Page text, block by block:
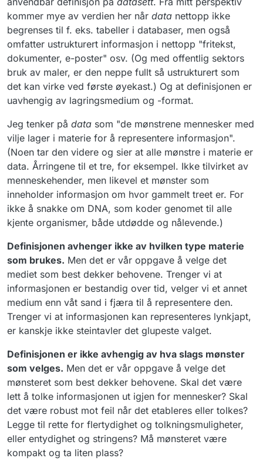
kommer mye av verdien her når data nettopp ikke
begrenses til f. eks. tabeller i databaser, men også
omfatter ustrukturert informasjon i nettopp "fritekst,
dokumenter, e-poster" osv. (Og med offentlig sektors
bruk av maler, er den neppe fullt så ustrukturert som
det kan virke ved første øyekast.) Og at definisjonen er
uavhengig av lagringsmedium og -format.
Jeg tenker på data som "de mønstrene mennesker med
vilje lager i materie for å representere informasjon".
(Noen tar den videre og sier at alle mønstre i materie er
data. Årringene til et tre, for eksempel. Ikke tilvirket av
menneskehender, men likevel et mønster som
inneholder informasjon om hvor gammelt treet er. For
ikke å snakke om DNA, som koder genomet til alle
kjente organismer, både utdødde og nålevende.)
Definisjonen avhenger ikke av hvilken type materie
som brukes. Men det er vår oppgave å velge det
mediet som best dekker behovene. Trenger vi at
informasjonen er bestandig over tid, velger vi et annet
medium enn våt sand i fjæra til å representere den.
Trenger vi at informasjonen kan representeres lynkjapt,
er kanskje ikke steintavler det glupeste valget.
Definisjonen er ikke avhengig av hva slags mønster
som velges. Men det er vår oppgave å velge det
mønsteret som best dekker behovene. Skal det være
lett å tolke informasjonen ut igjen for mennesker? Skal
det være robust mot feil når det etableres eller tolkes?
Legge til rette for flertydighet og tolkningsmuligheter,
eller entydighet og stringens? Må mønsteret være
kompakt og ta liten plass?